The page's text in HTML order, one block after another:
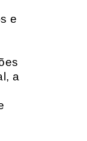
e
a